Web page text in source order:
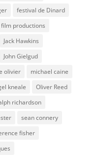
festival de Dinard
productions
Jack Hawkins
John Gielgud
olivier
michael caine
kneale
Oliver Reed
richardson
sean connery
fisher